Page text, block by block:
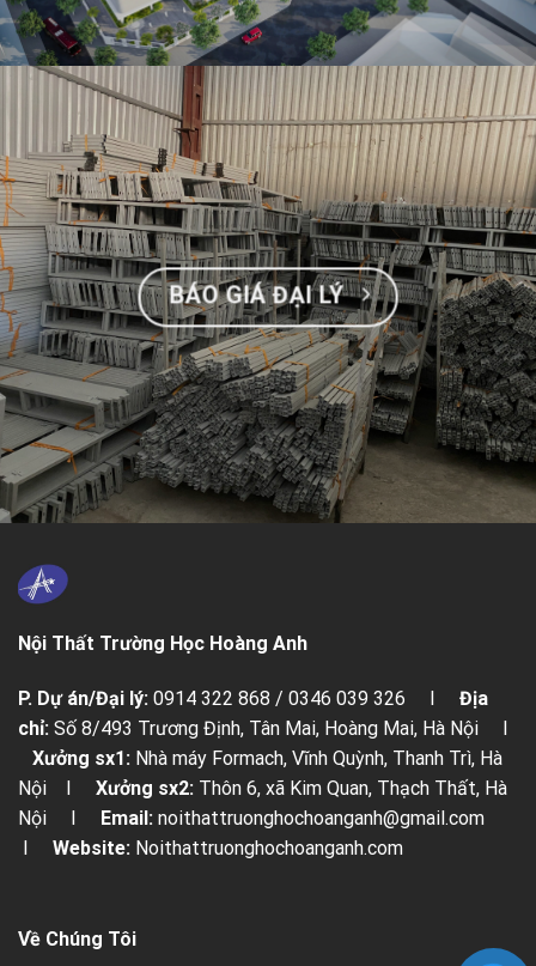
BÁO GIÁ ĐẠI LÝ
Nội Thất Trường Học Hoàng Anh
P. Dự án/Đại lý: 0914 322 868 / 0346 039 326 I Địa
chỉ: Số 8/493 Trương Định, Tân Mai, Hoàng Mai, Hà Nội I
Xưởng sx1: Nhà máy Formach, Vĩnh Quỳnh, Thanh Trì, Hà
Nội I Xưởng sx2: Thôn 6, xã Kim Quan, Thạch Thất, Hà
Nội I Email: noithattruonghochoanganh@gmail.com
I Website: Noithattruonghochoanganh.com
Về Chúng Tôi